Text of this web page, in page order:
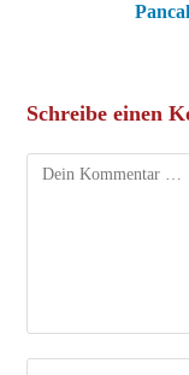
Schreibe einen
Kommentar